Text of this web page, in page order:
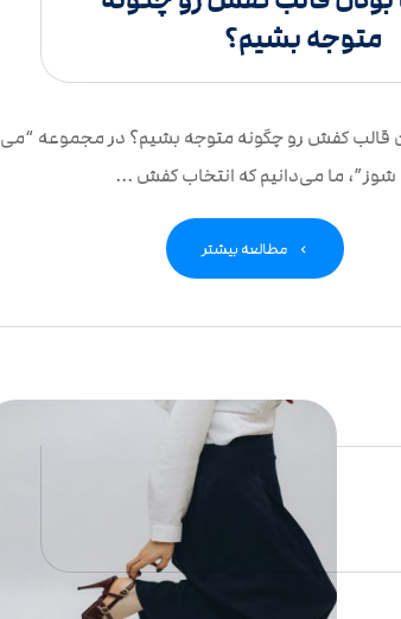
متوجه بشیم؟
قالب کفش رو چگونه متوجه بشیم؟ در مجموعه “می
شوز”، ما می‌دانیم که انتخاب کفش ...
مطالعه بیشتر